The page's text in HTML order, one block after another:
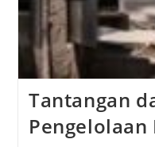
Tantangan